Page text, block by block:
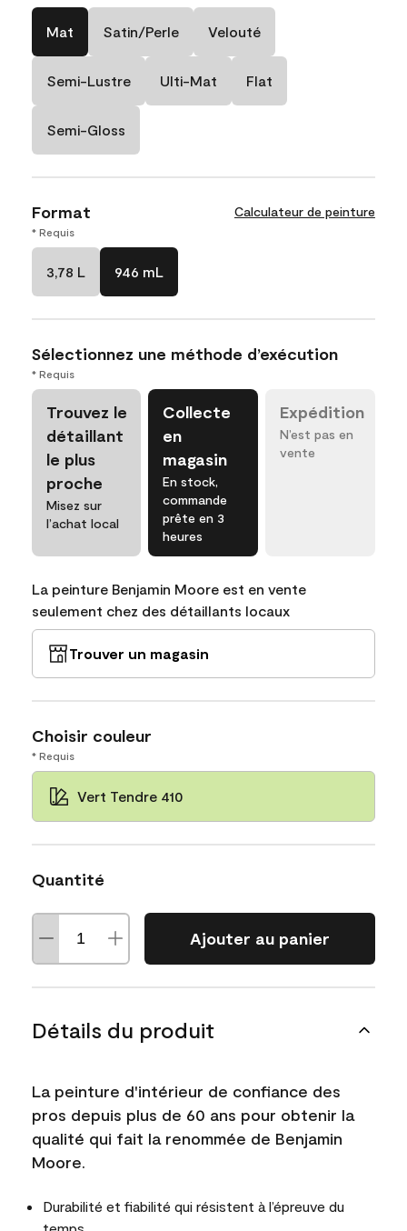
Mat Satin/Perle Velouté
Semi-Lustre Ulti-Mat Flat
Semi-Gloss
Format Calculateur de peinture
* Requis
3,78 L 946 mL
Sélectionnez une méthode d’exécution
* Requis
Trouvez le
détaillant
le plus
proche
Misez sur
l’achat local
Collecte
en
magasin
En stock,
commande
prête en 3
heures
Expédition
N’est pas en
vente
La peinture Benjamin Moore est en vente
seulement chez des détaillants locaux
Trouver un magasin
Choisir couleur
* Requis
Vert Tendre 410
Quantité
Ajouter au panier
Détails du produit
La peinture d'intérieur de confiance des
pros depuis plus de 60 ans pour obtenir la
qualité qui fait la renommée de Benjamin
Moore.
Durabilité et fiabilité qui résistent à l’épreuve du
temps